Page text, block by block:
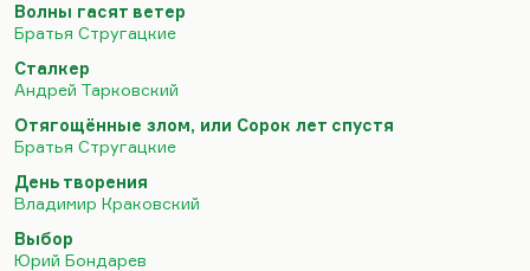
аксеновские традиции, но уже без Аксенова. У
Краковского была экранизированная,
молодежная, очень стебная повесть «Какая у вас
улыбка». Было несколько повестей для научной
молодежи. Потом он написал «День творения» –
роман, который не столько за крамолу, сколько за
формальную изощренность получил звездюлей в
советской прессе. Но очень быстро настала
Перестройка. Краковский во Владимире жил,…
Волны гасят ветер
Братья Стругацкие
Сталкер
Андрей Тарковский
Отягощённые злом, или Сорок лет спустя
Братья Стругацкие
День творения
Владимир Краковский
Выбор
Юрий Бондарев